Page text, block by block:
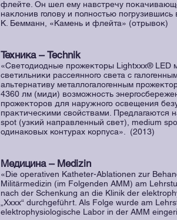
флейте. Он шел ему навстречу
наклонив голову и полностью погрузившись
К. Бемманн, «Камень и флейта» (отрывок)
Техника – Technik
«Светодиодные прожекторы Lightxxx® LED
светильники рассеянного света с
альтернативу металлогалогенным
4360 лм (миди) возможность
прожекторов для наружного освещения
практическими свойствами. Предлагаются
spot (узкий направленный свет), medium
одинаковых контурах корпуса». (2013)
Медицина – Medizin
«Die operativen Katheter-Ablationen zur
Militärmedizin (im Folgenden AMM) am
nach der Schenkung an die Klinik der
„Xххх“ durchgeführt. Als Folge wurde am
elektrophysiologische Labor in der AMM